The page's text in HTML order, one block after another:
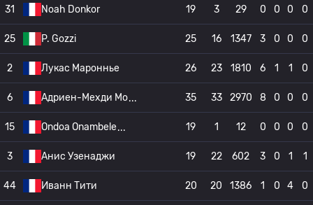
31 Noah Donkor 19 3 29 0 0 0 0
25 P. Gozzi 25 16 1347 3 0 0 0
2 Лукас Мароннье 26 23 1810 6 1 1 0
6 Адриен-Мехди Мо 35 33 2970 8 0 0 0
15 Ondoa Onambele 19 1 12 0 0 0 0
3 Анис Узенаджи 19 22 602 3 0 1 1
44 Иванн Тити 20 20 1386 1 0 4 0